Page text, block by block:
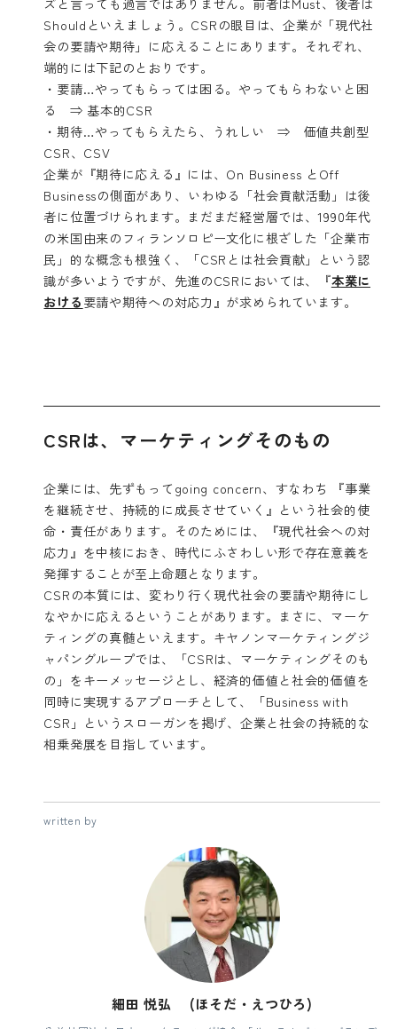
Shouldといえましょう。CSRの眼目は、企業が「現代社
会の要請や期待」に応えることにあります。それぞれ、
端的には下記のとおりです。
・要請…やってもらっては困る。やってもらわないと困
る ⇒ 基本的CSR
・期待…やってもらえたら、うれしい ⇒ 価値共創型
CSR、CSV
企業が『期待に応える』には、On Business とOff
Businessの側面があり、いわゆる「社会貢献活動」は後
者に位置づけられます。まだまだ経営層では、1990年代
の米国由来のフィランソロピー文化に根ざした「企業市
民」的な概念も根強く、「CSRとは社会貢献」という認
識が多いようですが、先進のCSRにおいては、『本業に
おける要請や期待への対応力』が求められています。
CSRは、マーケティングそのもの
企業には、先ずもってgoing concern、すなわち 『事業
を継続させ、持続的に成長させていく』という社会的使
命・責任があります。そのためには、『現代社会への対
応力』を中核におき、時代にふさわしい形で存在意義を
発揮することが至上命題となります。
CSRの本質には、変わり行く現代社会の要請や期待にし
なやかに応えるということがあります。まさに、マーケ
ティングの真髄といえます。キヤノンマーケティングジ
ャパングループでは、「CSRは、マーケティングそのも
の」をキーメッセージとし、経済的価値と社会的価値を
同時に実現するアプローチとして、「Business with
CSR」というスローガンを掲げ、企業と社会の持続的な
相乗発展を目指しています。
written by
細田 悦弘 (ほそだ・えつひろ)